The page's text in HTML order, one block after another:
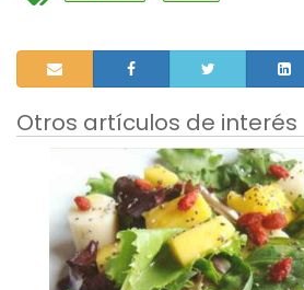
Otros artículos de interés